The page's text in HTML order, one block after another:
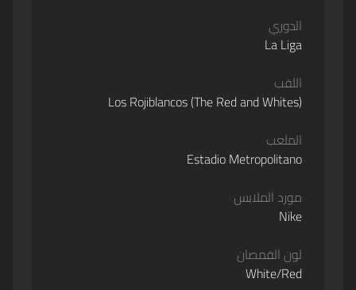
الدوري
La Liga
اللقب
Los Rojiblancos (The Red and Whites)
الملعب
Estadio Metropolitano
مورد الملابس
Nike
لون القمصان
White/Red